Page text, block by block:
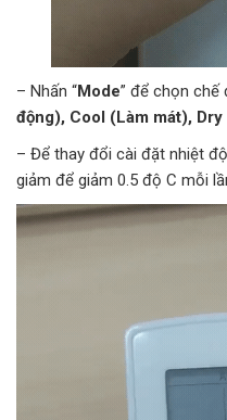
– Nhấn “Mode” để chọn chế
động), Cool (Làm mát), Dry
– Để thay đổi cài đặt nhiệt
giảm để giảm 0.5 độ C mỗi